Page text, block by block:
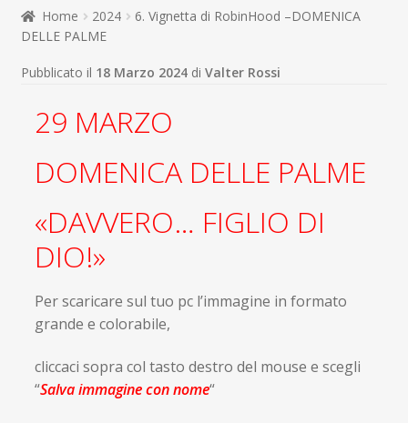
Contatti
Don Bosco
Home 2024
6. Vignetta di RobinHood –DOMENICA
DELLE PALME
Pubblicato il 18 Marzo 2024 di Valter Rossi
29 MARZO
DOMENICA DELLE PALME
«DAVVERO… FIGLIO DI
DIO!»
Per scaricare sul tuo pc l’immagine in formato
grande e colorabile,
cliccaci sopra col tasto destro del mouse e scegli
“Salva immagine con nome“